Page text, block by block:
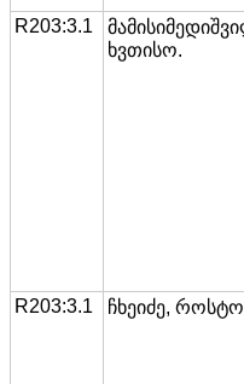
R203:3.1
ხვთისო.
R203:3.1 ჩხეიძე,